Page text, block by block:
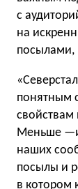
с
на
посылами,
понятным
свойствам
Меньше
наших
посылы и
в котором